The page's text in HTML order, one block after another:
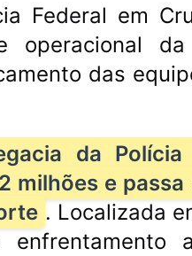
Federal em
operacional
das
da
milhões e
. Localizada